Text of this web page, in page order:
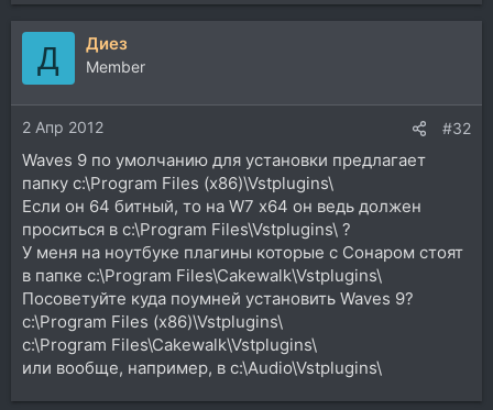
а
и
и
:
Д Диез
Member
2 Апр 2012 #32
Waves 9 по умолчанию для установки предлагает
папку c:\Program Files (х86)\Vstplugins\
Если он 64 битный, то на W7 х64 он ведь должен
проситься в c:\Program Files\Vstplugins\ ?
У меня на ноутбуке плагины которые с Сонаром стоят
в папке c:\Program Files\Cakewalk\Vstplugins\
Посоветуйте куда поумней установить Waves 9?
c:\Program Files (х86)\Vstplugins\
c:\Program Files\Cakewalk\Vstplugins\
или вообще, например, в c:\Audio\Vstplugins\